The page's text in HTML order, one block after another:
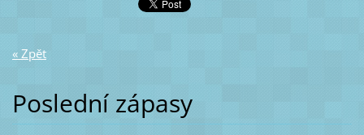
« Zpět
Poslední zápasy